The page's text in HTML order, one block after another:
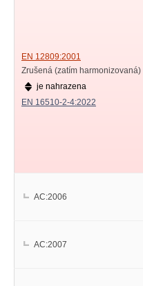
EN 12809:2001
Zrušená (zatím harmonizovaná)
je nahrazena
EN 16510-2-4:2022
AC:2006
AC:2007